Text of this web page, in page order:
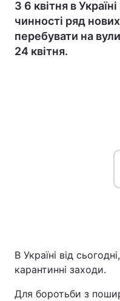
З 6 квітня в
чинності ряд
перебувати на
24 квітня.
В Україні від
карантинні заходи.
Для боротьби з